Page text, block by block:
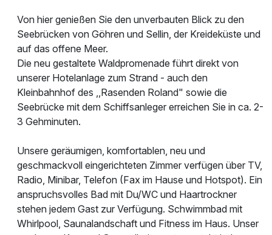
Von hier genießen Sie den unverbauten Blick zu den
Seebrücken von Göhren und Sellin, der Kreideküste und
auf das offene Meer.
Die neu gestaltete Waldpromenade führt direkt von
unserer Hotelanlage zum Strand - auch den
Kleinbahnhof des ,,Rasenden Roland" sowie die
Seebrücke mit dem Schiffsanleger erreichen Sie in ca. 2-
3 Gehminuten.
Unsere geräumigen, komfortablen, neu und
geschmackvoll eingerichteten Zimmer verfügen über TV,
Radio, Minibar, Telefon (Fax im Hause und Hotspot). Ein
anspruchsvolles Bad mit Du/WC und Haartrockner
stehen jedem Gast zur Verfügung. Schwimmbad mit
Whirlpool, Saunalandschaft und Fitness im Haus. Unser